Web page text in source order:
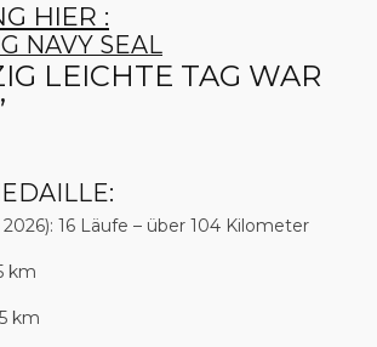
HIER :
NAVY SEAL
LEICHTE TAG WAR
16 Läufe – über 104 Kilometer
km
km